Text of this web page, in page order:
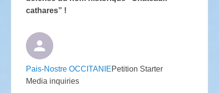
cathares” !
Pais-Nostre OCCITANIEPetition Starter
Media inquiries